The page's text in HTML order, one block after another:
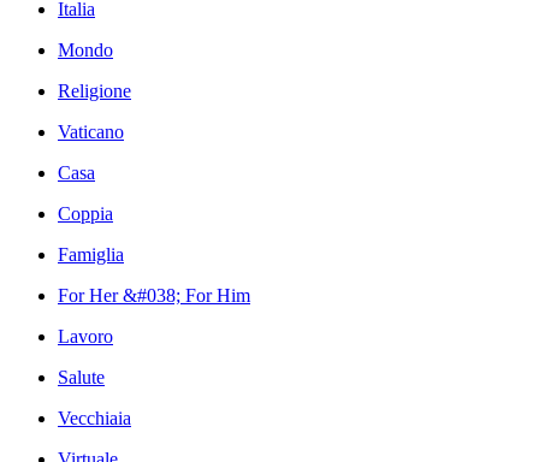
Italia
Mondo
Religione
Vaticano
Casa
Coppia
Famiglia
For Her &#038; For Him
Lavoro
Salute
Vecchiaia